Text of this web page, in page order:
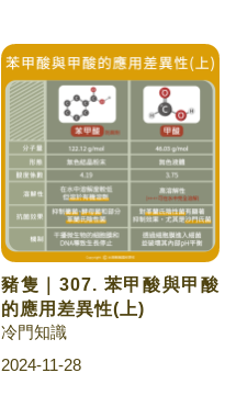
豬隻｜307. 苯甲酸與甲酸
的應用差異性(上)
冷門知識
2024-11-28